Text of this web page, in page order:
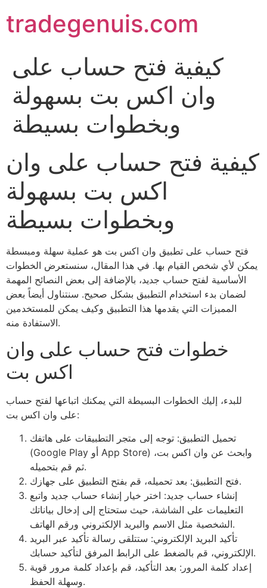
to
content
tradegenuis.com
كيفية فتح حساب على
وان اكس بت بسهولة
وبخطوات بسيطة
كيفية فتح حساب على وان
اكس بت بسهولة
وبخطوات بسيطة
فتح حساب على تطبيق وان اكس بت هو عملية سهلة ومبسطة
يمكن لأي شخص القيام بها. في هذا المقال، سنستعرض الخطوات
الأساسية لفتح حساب جديد، بالإضافة إلى بعض النصائح المهمة
لضمان بدء استخدام التطبيق بشكل صحيح. سنتناول أيضاً بعض
المميزات التي يقدمها هذا التطبيق وكيف يمكن للمستخدمين
الاستفادة منه.
خطوات فتح حساب على وان
اكس بت
للبدء، إليك الخطوات البسيطة التي يمكنك اتباعها لفتح حساب
على وان اكس بت:
تحميل التطبيق: توجه إلى متجر التطبيقات على هاتفك
(Google Play أو App Store) وابحث عن وان اكس بت،
ثم قم بتحميله.
فتح التطبيق: بعد تحميله، قم بفتح التطبيق على جهازك.
إنشاء حساب جديد: اختر خيار إنشاء حساب جديد واتبع
التعليمات على الشاشة، حيث ستحتاج إلى إدخال بياناتك
الشخصية مثل الاسم والبريد الإلكتروني ورقم الهاتف.
تأكيد البريد الإلكتروني: ستتلقى رسالة تأكيد عبر البريد
الإلكتروني، قم بالضغط على الرابط المرفق لتأكيد حسابك.
إعداد كلمة المرور: بعد التأكيد، قم بإعداد كلمة مرور قوية
وسهلة الحفظ.